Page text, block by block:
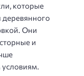
которые
деревянного
Они
и